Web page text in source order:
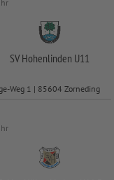
SV Hohenlinden U11
Weg 1 | 85604 Zorneding